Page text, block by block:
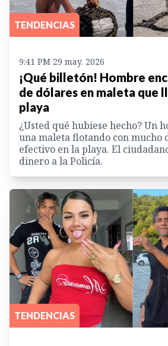
TENDENCIAS
9:41 PM 29 may. 2026
¡Qué billetón! Hombre
de dólares en maleta que
playa
¿Usted qué hubiese hecho? Un
una maleta flotando con mucho
efectivo en la playa. El
dinero a la Policía.
TENDENCIAS